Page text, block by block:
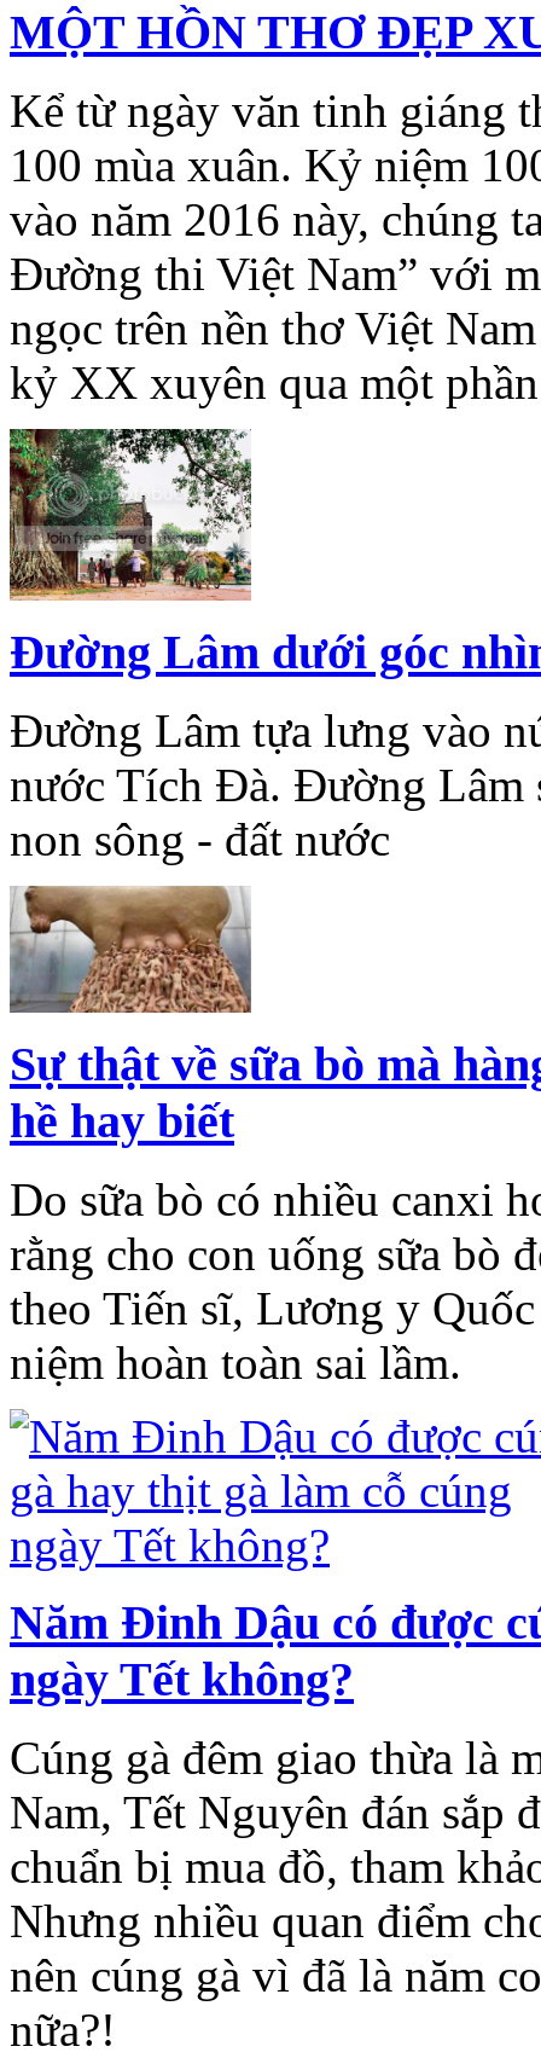
MỘT HỒN THƠ ĐẸP
Kể từ ngày văn tinh giáng
100 mùa xuân. Kỷ niệm
vào năm 2016 này, chúng
Đường thi Việt Nam” với
ngọc trên nền thơ Việt
kỷ XX xuyên qua một
Đường Lâm dưới góc
Đường Lâm tựa lưng vào
nước Tích Đà. Đường Lâm
non sông - đất nước
Sự thật về sữa bò mà
hề hay biết
Do sữa bò có nhiều canxi
rằng cho con uống sữa bò
theo Tiến sĩ, Lương y
niệm hoàn toàn sai lầm.
Năm Đinh Dậu có được
ngày Tết không?
Cúng gà đêm giao thừa là
Nam, Tết Nguyên đán sắp
chuẩn bị mua đồ, tham
Nhưng nhiều quan điểm
nên cúng gà vì đã là năm
nữa?!